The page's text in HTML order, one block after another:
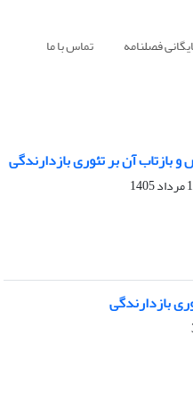
فصلنامه تماس با ما
بازتاب آن بر تئوری بازدارندگی
بازدارندگی